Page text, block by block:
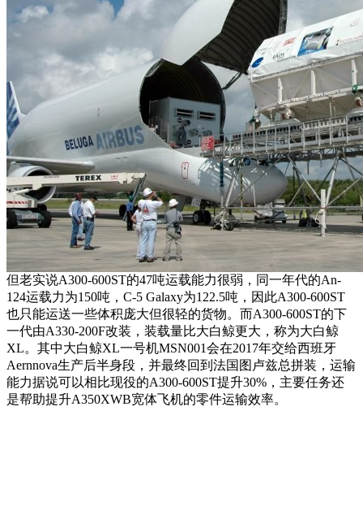
但老实说A300-600ST的47吨运载能力很弱，同一年代的An-
124运载力为150吨，C-5 Galaxy为122.5吨，因此A300-600ST
也只能运送一些体积庞大但很轻的货物。而A300-600ST的下
一代由A330-200F改装，装载量比大白鲸更大，称为大白鲸
XL。其中大白鲸XL一号机MSN001会在2017年交给西班牙
Aernnova生产后半身段，并最终回到法国图卢兹总拼装，运输
能力据说可以相比现役的A300-600ST提升30%，主要任务还
是帮助提升A350XWB宽体飞机的零件运输效率。